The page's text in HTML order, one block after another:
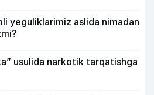
yeguliklarimiz aslida nimadan
usulida narkotik tarqatishga